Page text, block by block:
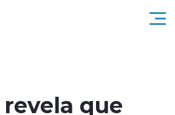
al contenido
que